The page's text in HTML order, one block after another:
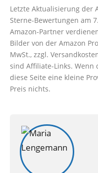
Letzte Aktualisierung der
Sterne-Bewertungen am
Amazon-Partner
Bilder von der Amazon
MwSt., zzgl.
sind Affiliate-Links.
diese Seite eine kleine
Preis nichts.